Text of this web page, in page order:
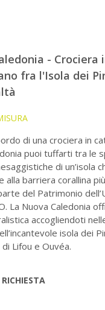
- Crociera
fra l'Isola dei
di una crociera in
puoi tuffarti tra le
di un’isola
alla barriera corallina
del Patrimonio
La Nuova Caledonia
accogliendoti
isola dei
Lifou e Ouvéa.